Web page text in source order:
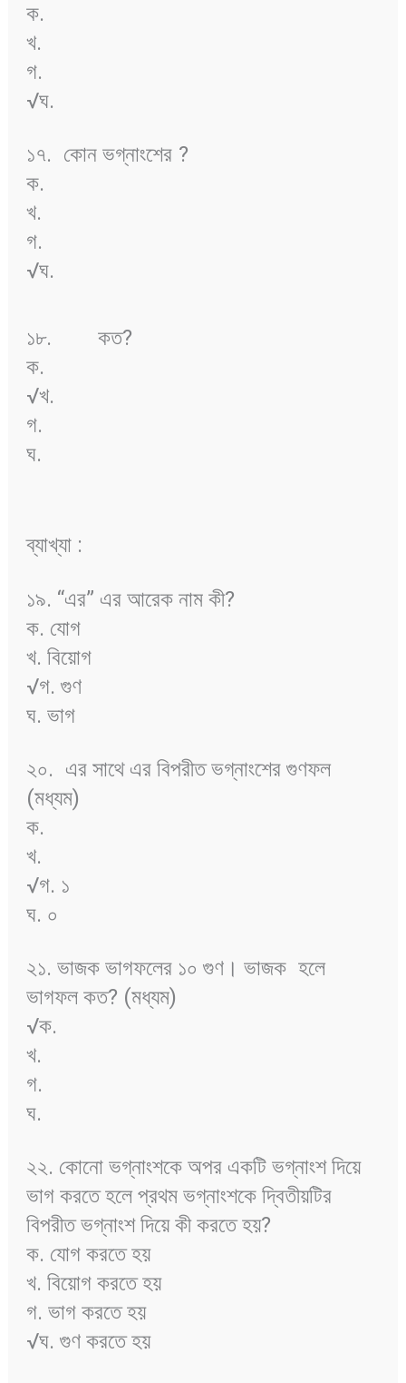
ক.
খ.
গ.
√ঘ.
১৭. কোন ভগ্নাংশের ?
ক.
খ.
গ.
√ঘ.
১৮.
কত?
ক.
√খ.
গ.
ঘ.
ব্যাখ্যা :
১৯. “এর” এর আরেক নাম কী?
ক. যোগ
খ. বিয়োগ
√গ. গুণ
ঘ. ভাগ
২০. এর সাথে এর বিপরীত ভগ্নাংশের গুণফল
(মধ্যম)
ক.
খ.
√গ. ১
ঘ. ০
২১. ভাজক ভাগফলের ১০ গুণ। ভাজক হলে
ভাগফল কত? (মধ্যম)
√ক.
খ.
গ.
ঘ.
২২. কোনো ভগ্নাংশকে অপর একটি ভগ্নাংশ দিয়ে
ভাগ করতে হলে প্রথম ভগ্নাংশকে দ্বিতীয়টির
বিপরীত ভগ্নাংশ দিয়ে কী করতে হয়?
ক. যোগ করতে হয়
খ. বিয়োগ করতে হয়
গ. ভাগ করতে হয়
√ঘ. গুণ করতে হয়